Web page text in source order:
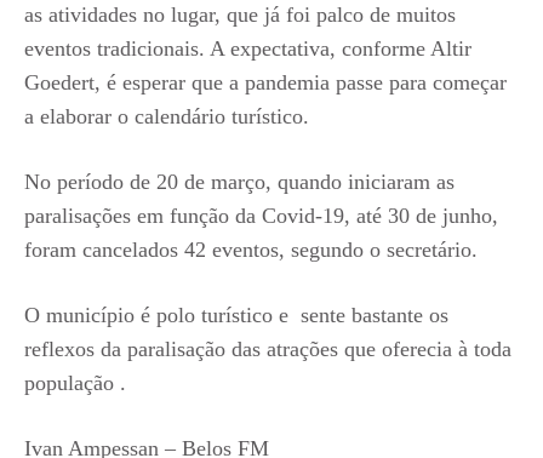
as atividades no lugar, que já foi palco de muitos
eventos tradicionais. A expectativa, conforme Altir
Goedert, é esperar que a pandemia passe para começar
a elaborar o calendário turístico.
No período de 20 de março, quando iniciaram as
paralisações em função da Covid-19, até 30 de junho,
foram cancelados 42 eventos, segundo o secretário.
O município é polo turístico e sente bastante os
reflexos da paralisação das atrações que oferecia à toda
população .
Ivan Ampessan – Belos FM